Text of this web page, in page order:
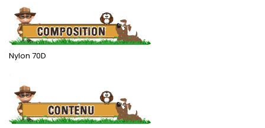
Nylon 70D
.